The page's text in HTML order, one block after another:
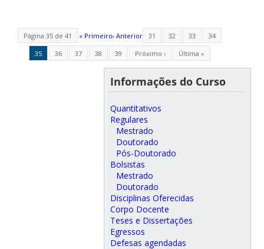
Página 35 de 41 « Primeiro‹ Anterior 31 32 33
34
35
36 37 38 39 Próximo › Última »
Informações do Curso
Quantitativos
Regulares
Mestrado
Doutorado
Pós-Doutorado
Bolsistas
Mestrado
Doutorado
Disciplinas Oferecidas
Corpo Docente
Teses e Dissertações
Egressos
Defesas agendadas